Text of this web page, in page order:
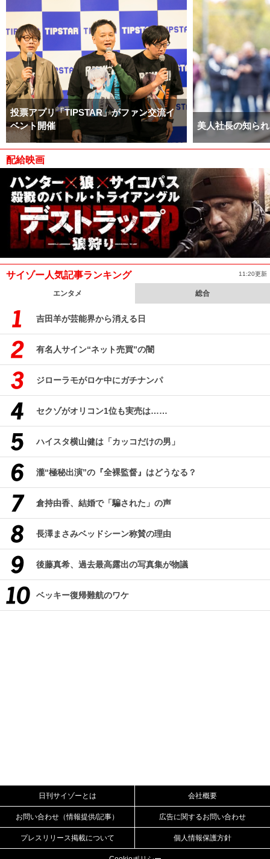
投票アプリ「TIPSTAR」がファン交流イ
ベント開催
美人社長の知ら
配給映画
サイゾー人気記事ランキング 11:20更新
エンタメ 総合
吉田羊が芸能界から消える日
有名人サイン“ネット売買”の闇
ジローラモがロケ中にガチナンパ
セクゾがオリコン1位も実売は……
ハイスタ横山健は「カッコだけの男」
瀧“極秘出演”の『全裸監督』はどうなる？
倉持由香、結婚で「騙された」の声
長澤まさみベッドシーン称賛の理由
後藤真希、過去最高露出の写真集が物議
ベッキー復帰難航のワケ
日刊サイゾーとは 会社概要
お問い合わせ（情報提供/記事） 広告に関するお問い合わせ
プレスリリース掲載について 個人情報保護方針